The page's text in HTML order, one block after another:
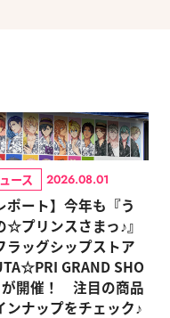
ース 2026.08.01
ポート】今年も『う
☆プリンスさまっ♪』
ラッグシップストア
GRAND SHO
が開催！ 注目の商品
ンナップをチェック♪